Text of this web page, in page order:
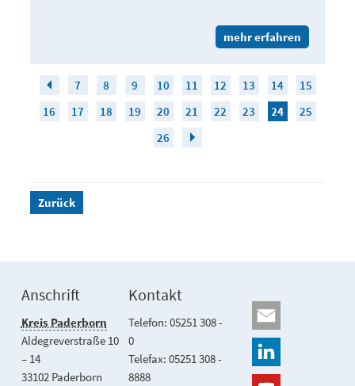
mehr erfahren
7 8 9 10 11 12 13 14
15
16
17 18 19 20 21 22 23 24
25
26
Zurück
Anschrift
Kreis Paderborn
Aldegreverstraße 10
– 14
33102 Paderborn
Kontakt
Telefon: 05251 308 -
0
Telefax: 05251 308 -
8888